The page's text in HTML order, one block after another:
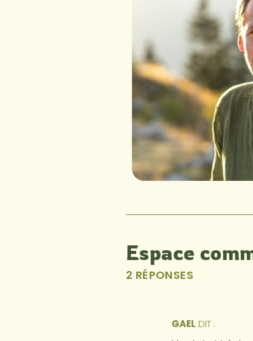
Espace
2 RÉPONSES
GAEL DIT :